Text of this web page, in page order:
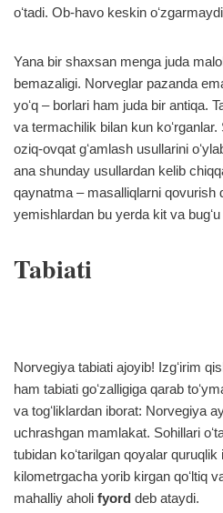
oʻtadi. Ob-havo keskin
Yana bir shaxsan menga juda
bemazaligi. Norveglar pazanda
yoʻq – borlari ham juda bir antiqa.
va termachilik bilan kun
oziq-ovqat gʻamlash usullarini
ana shunday usullardan kelib
qaynatma – masalliqlarni qovurish
yemishlardan bu yerda kit va
Tabiati
Norvegiya tabiati ajoyib! Izgʻirim
ham tabiati goʻzalligiga qarab
va togʻliklardan iborat: Norvegiya
uchrashgan mamlakat. Sohillari
tubidan koʻtarilgan qoyalar
kilometrgacha yorib kirgan qoʻltiq
mahalliy aholi fyord deb ataydi.